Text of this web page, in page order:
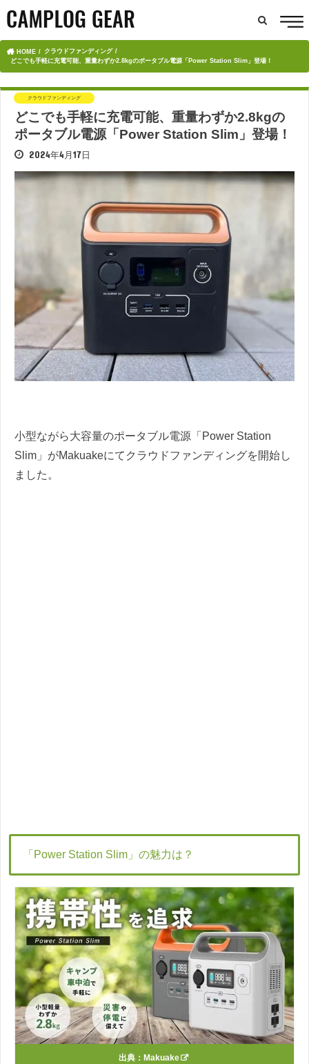
HOME
クラウドファンディング
どこでも手軽に充電可能、重量わずか2.8kgのポータブル電源「Power Station Slim」登場！
クラウドファンディング
どこでも手軽に充電可能、重量わずか2.8kgの
ポータブル電源「Power Station Slim」登場！
2024年4月17日
小型ながら大容量のポータブル電源「Power Station
Slim」がMakuakeにてクラウドファンディングを開始し
ました。
「Power Station Slim」の魅力は？
出典： Makuake